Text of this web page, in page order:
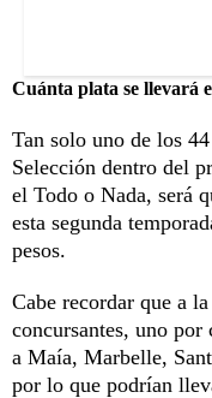
Cuánta plata se llevará
Tan solo uno de los
Selección dentro del
el Todo o Nada, será
esta segunda
pesos.
Cabe recordar que a
concursantes, uno por
a Maía, Marbelle,
por lo que podrían